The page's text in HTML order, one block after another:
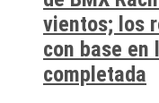
vientos; los
con base en
completada